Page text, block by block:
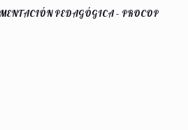
PEDAGÓGICA – PROCOP